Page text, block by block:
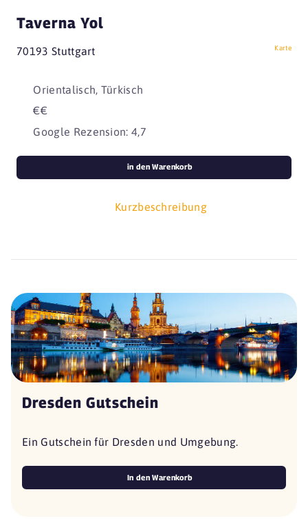
Taverna Yol
70193 Stuttgart Karte
Orientalisch, Türkisch
€€
Google Rezension: 4,7
Kurzbeschreibung
in den Warenkorb
Dresden Gutschein
Ein Gutschein für Dresden und Umgebung.
In den Warenkorb